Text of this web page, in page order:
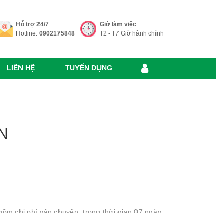
Hỗ trợ 24/7
Hotline: 0902175848
Giờ làm việc
T2 - T7 Giờ hành chính
LIÊN HỆ TUYỂN DỤNG